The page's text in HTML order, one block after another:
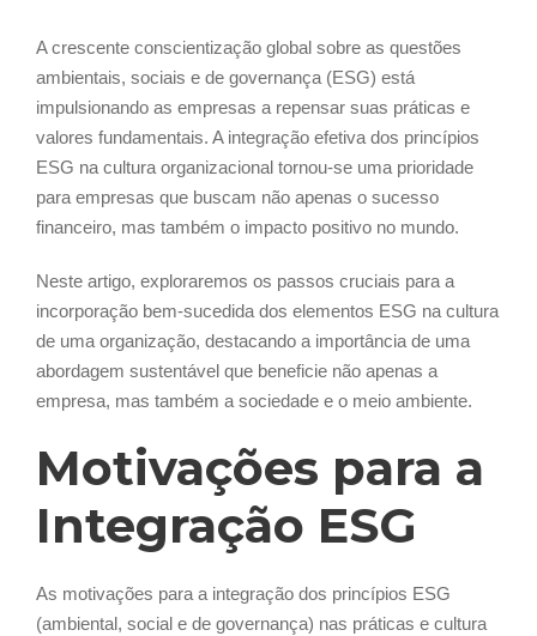
A crescente conscientização global sobre as questões
ambientais, sociais e de governança (ESG) está
impulsionando as empresas a repensar suas práticas e
valores fundamentais. A integração efetiva dos princípios
ESG na cultura organizacional tornou-se uma prioridade
para empresas que buscam não apenas o sucesso
financeiro, mas também o impacto positivo no mundo.
Neste artigo, exploraremos os passos cruciais para a
incorporação bem-sucedida dos elementos ESG na cultura
de uma organização, destacando a importância de uma
abordagem sustentável que beneficie não apenas a
empresa, mas também a sociedade e o meio ambiente.
Motivações para a
Integração ESG
As motivações para a integração dos princípios ESG
(ambiental, social e de governança) nas práticas e cultura